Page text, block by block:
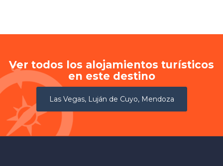
Ver todos los alojamientos turísticos
en este destino
Las Vegas, Luján de Cuyo, Mendoza